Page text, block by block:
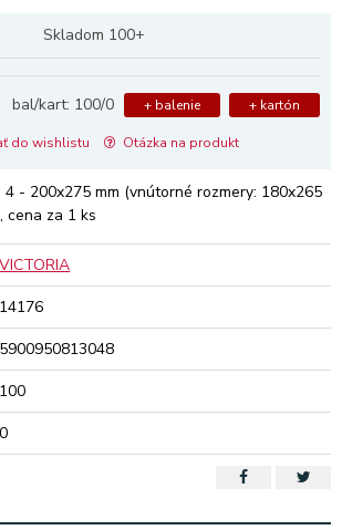
Skladom 100+
bal/kart: 100/0 + balenie + kartón
do wishlistu Otázka na produkt
- 200x275 mm (vnútorné rozmery: 180x265
cena za 1 ks
VICTORIA
14176
5900950813048
100
0